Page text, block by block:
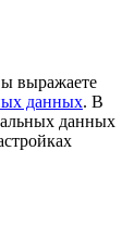
выражаете
данных. В
данных